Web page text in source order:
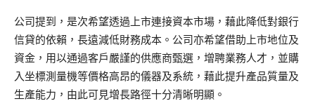
公司提到，是次希望透過上市連接資本市場，藉此降低對銀行
信貸的依賴，長遠減低財務成本。公司亦希望借助上市地位及
資金，用以通過客戶嚴謹的供應商甄選，增聘業務人才，並購
入坐標測量機等價格高昂的儀器及系統，藉此提升產品質量及
生產能力，由此可見增長路徑十分清晰明顯。